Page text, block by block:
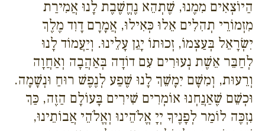
הַיוֹצְאִים מִמֶנוּ, שֶׁתְהֵא נֶחֱשֶׁבֶת לָנוּ אֲמִירַת
מִזְמוֹרֵי תְהִלִים אֵלוּ כְּאִילוּ, אֲמָרָם דָוִד מֶלֶךְ
יִשְׂרָאֵל בְּעַצְמוֹ, זְכוּתוֹ יָגֵן עָלֵינוּ. וְיַעֲמוֹד לָנוּ
לְחַבֵּר אֵשֶׁת נְעוּרִים עִם דוֹדָה בְּאַהֲבָה וְאַחֲוָה
וְרֵעוּת, וְמִשָׁם יִמָשֵׁךְ לָנוּ שֶׁפַע לְנֶפֶשׁ רוּחַ וּנְשָׁמָה.
וּכְשֵׁם שֶׁאַנֲחְנוּ אוֹמְרִים שִׁירִים בָּעוֹלָם הַזֶה, כַּךְ
נִזְכֶּה לוֹמַר לְפָנֶיךָ יְיָ אֱלֹהֵינוּ וְאֱלֹהֵי אֲבוֹתֵינוּ,